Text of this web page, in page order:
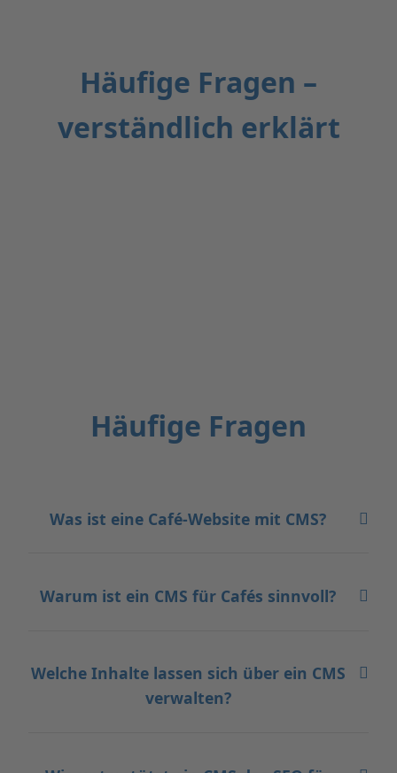
Häufige Fragen –
verständlich erklärt
Häufige Fragen
Was ist eine Café-Website mit CMS?
Warum ist ein CMS für Cafés sinnvoll?
Welche Inhalte lassen sich über ein CMS
verwalten?